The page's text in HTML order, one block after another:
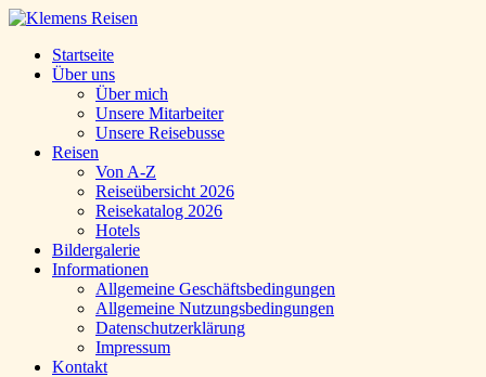
Startseite
Über uns
Über mich
Unsere Mitarbeiter
Unsere Reisebusse
Reisen
Von A-Z
Reiseübersicht 2026
Reisekatalog 2026
Hotels
Bildergalerie
Informationen
Allgemeine Geschäftsbedingungen
Allgemeine Nutzungsbedingungen
Datenschutzerklärung
Impressum
Kontakt